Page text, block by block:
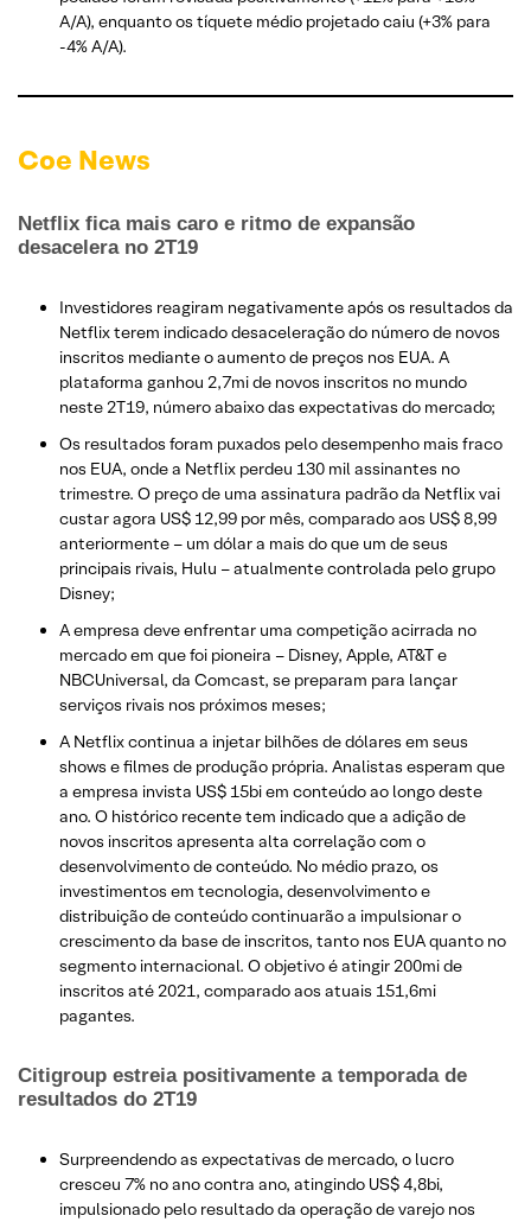
A/A), enquanto os tíquete médio projetado caiu (+3% para
-4% A/A).
Coe News
Netflix fica mais caro e ritmo de expansão
desacelera no 2T19
Investidores reagiram negativamente após os resultados da
Netflix terem indicado desaceleração do número de novos
inscritos mediante o aumento de preços nos EUA. A
plataforma ganhou 2,7mi de novos inscritos no mundo
neste 2T19, número abaixo das expectativas do mercado;
Os resultados foram puxados pelo desempenho mais fraco
nos EUA, onde a Netflix perdeu 130 mil assinantes no
trimestre. O preço de uma assinatura padrão da Netflix vai
custar agora US$ 12,99 por mês, comparado aos US$ 8,99
anteriormente – um dólar a mais do que um de seus
principais rivais, Hulu – atualmente controlada pelo grupo
Disney;
A empresa deve enfrentar uma competição acirrada no
mercado em que foi pioneira – Disney, Apple, AT&T e
NBCUniversal, da Comcast, se preparam para lançar
serviços rivais nos próximos meses;
A Netflix continua a injetar bilhões de dólares em seus
shows e filmes de produção própria. Analistas esperam que
a empresa invista US$ 15bi em conteúdo ao longo deste
ano. O histórico recente tem indicado que a adição de
novos inscritos apresenta alta correlação com o
desenvolvimento de conteúdo. No médio prazo, os
investimentos em tecnologia, desenvolvimento e
distribuição de conteúdo continuarão a impulsionar o
crescimento da base de inscritos, tanto nos EUA quanto no
segmento internacional. O objetivo é atingir 200mi de
inscritos até 2021, comparado aos atuais 151,6mi
pagantes.
Citigroup estreia positivamente a temporada de
resultados do 2T19
Surpreendendo as expectativas de mercado, o lucro
cresceu 7% no ano contra ano, atingindo US$ 4,8bi,
impulsionado pelo resultado da operação de varejo nos